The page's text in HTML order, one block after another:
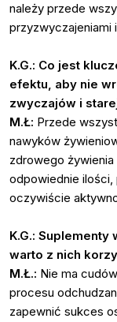
należy przede
przyzwyczajeniami
K.G.: Co jest
efektu, aby nie
zwyczajów i
M.Ł: Przede
nawyków
zdrowego
odpowiednie ilości,
oczywiście
K.G.:
warto z nich
M.Ł.: Nie ma
procesu
zapewnić sukces